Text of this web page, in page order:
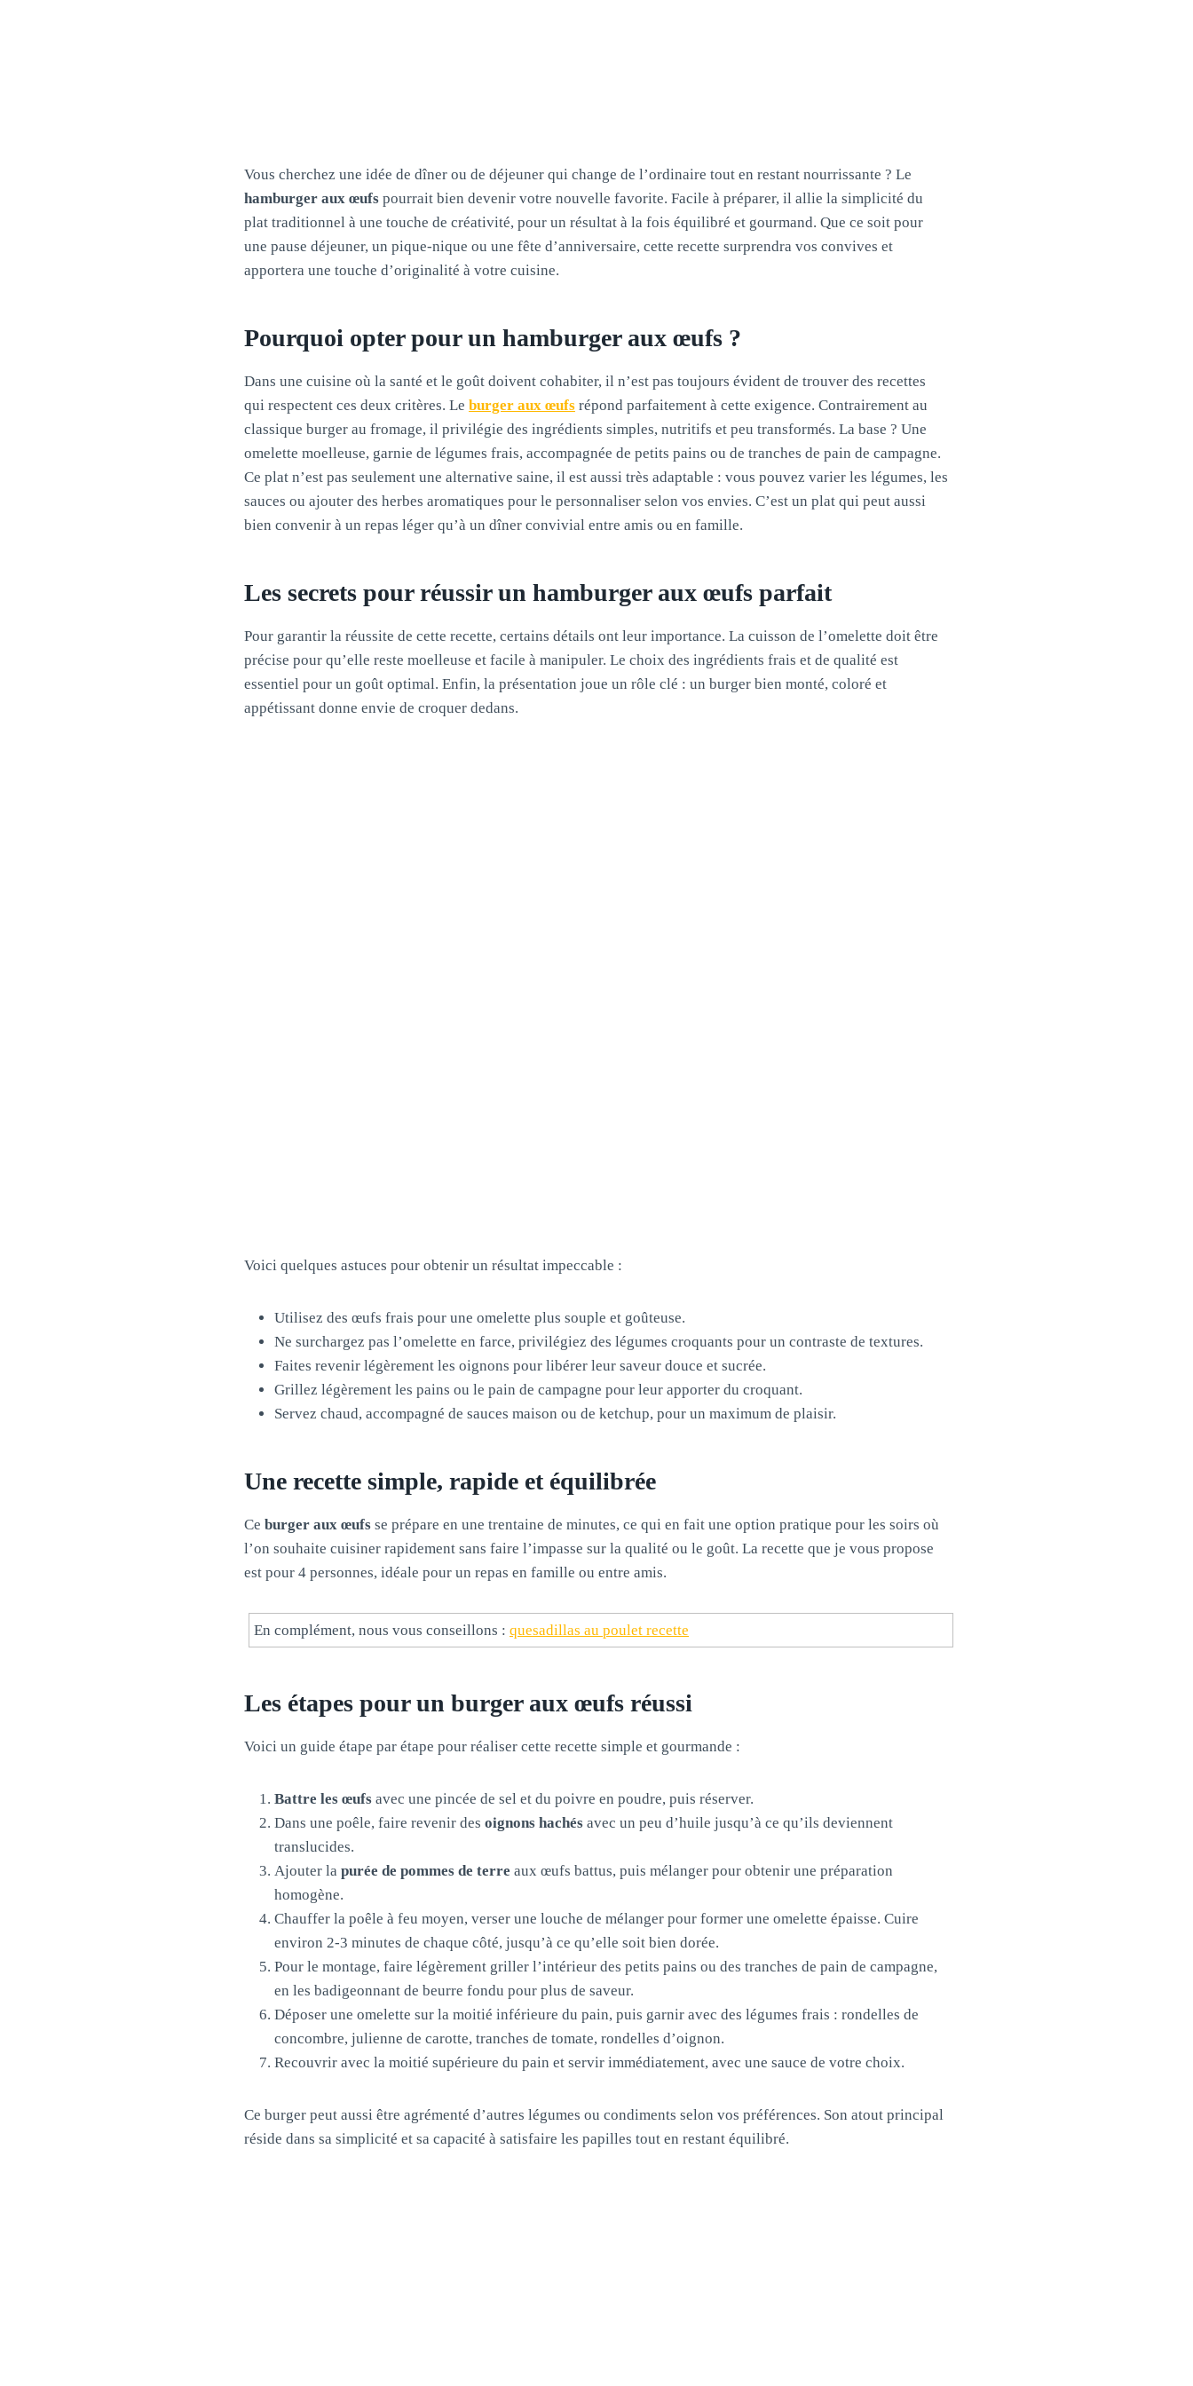
Vous cherchez une idée de dîner ou de déjeuner qui change de l’ordinaire tout en restant nourrissante ? Le
hamburger aux œufs pourrait bien devenir votre nouvelle favorite. Facile à préparer, il allie la simplicité du
plat traditionnel à une touche de créativité, pour un résultat à la fois équilibré et gourmand. Que ce soit pour
une pause déjeuner, un pique-nique ou une fête d’anniversaire, cette recette surprendra vos convives et
apportera une touche d’originalité à votre cuisine.
Pourquoi opter pour un hamburger aux œufs ?
Dans une cuisine où la santé et le goût doivent cohabiter, il n’est pas toujours évident de trouver des recettes
qui respectent ces deux critères. Le burger aux œufs répond parfaitement à cette exigence. Contrairement au
classique burger au fromage, il privilégie des ingrédients simples, nutritifs et peu transformés. La base ? Une
omelette moelleuse, garnie de légumes frais, accompagnée de petits pains ou de tranches de pain de campagne.
Ce plat n’est pas seulement une alternative saine, il est aussi très adaptable : vous pouvez varier les légumes, les
sauces ou ajouter des herbes aromatiques pour le personnaliser selon vos envies. C’est un plat qui peut aussi
bien convenir à un repas léger qu’à un dîner convivial entre amis ou en famille.
Les secrets pour réussir un hamburger aux œufs parfait
Pour garantir la réussite de cette recette, certains détails ont leur importance. La cuisson de l’omelette doit être
précise pour qu’elle reste moelleuse et facile à manipuler. Le choix des ingrédients frais et de qualité est
essentiel pour un goût optimal. Enfin, la présentation joue un rôle clé : un burger bien monté, coloré et
appétissant donne envie de croquer dedans.
Voici quelques astuces pour obtenir un résultat impeccable :
Utilisez des œufs frais pour une omelette plus souple et goûteuse.
Ne surchargez pas l’omelette en farce, privilégiez des légumes croquants pour un contraste de textures.
Faites revenir légèrement les oignons pour libérer leur saveur douce et sucrée.
Grillez légèrement les pains ou le pain de campagne pour leur apporter du croquant.
Servez chaud, accompagné de sauces maison ou de ketchup, pour un maximum de plaisir.
Une recette simple, rapide et équilibrée
Ce burger aux œufs se prépare en une trentaine de minutes, ce qui en fait une option pratique pour les soirs où
l’on souhaite cuisiner rapidement sans faire l’impasse sur la qualité ou le goût. La recette que je vous propose
est pour 4 personnes, idéale pour un repas en famille ou entre amis.
En complément, nous vous conseillons : quesadillas au poulet recette
Les étapes pour un burger aux œufs réussi
Voici un guide étape par étape pour réaliser cette recette simple et gourmande :
Battre les œufs avec une pincée de sel et du poivre en poudre, puis réserver.
Dans une poêle, faire revenir des oignons hachés avec un peu d’huile jusqu’à ce qu’ils deviennent
translucides.
Ajouter la purée de pommes de terre aux œufs battus, puis mélanger pour obtenir une préparation
homogène.
Chauffer la poêle à feu moyen, verser une louche de mélanger pour former une omelette épaisse. Cuire
environ 2-3 minutes de chaque côté, jusqu’à ce qu’elle soit bien dorée.
Pour le montage, faire légèrement griller l’intérieur des petits pains ou des tranches de pain de campagne,
en les badigeonnant de beurre fondu pour plus de saveur.
Déposer une omelette sur la moitié inférieure du pain, puis garnir avec des légumes frais : rondelles de
concombre, julienne de carotte, tranches de tomate, rondelles d’oignon.
Recouvrir avec la moitié supérieure du pain et servir immédiatement, avec une sauce de votre choix.
Ce burger peut aussi être agrémenté d’autres légumes ou condiments selon vos préférences. Son atout principal
réside dans sa simplicité et sa capacité à satisfaire les papilles tout en restant équilibré.